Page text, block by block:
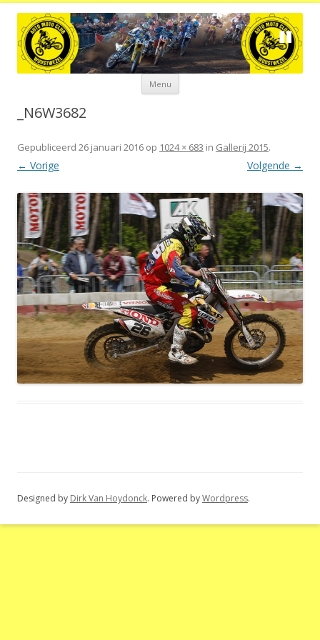
Menu Spring
de
_N6W3682
Gepubliceerd 26 januari 2016 op 1024 × 683 in Gallerij 2015.
← Vorige Volgende →
Designed by Dirk Van Hoydonck. Powered byWordpress.